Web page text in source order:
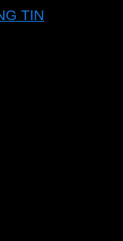
TIN